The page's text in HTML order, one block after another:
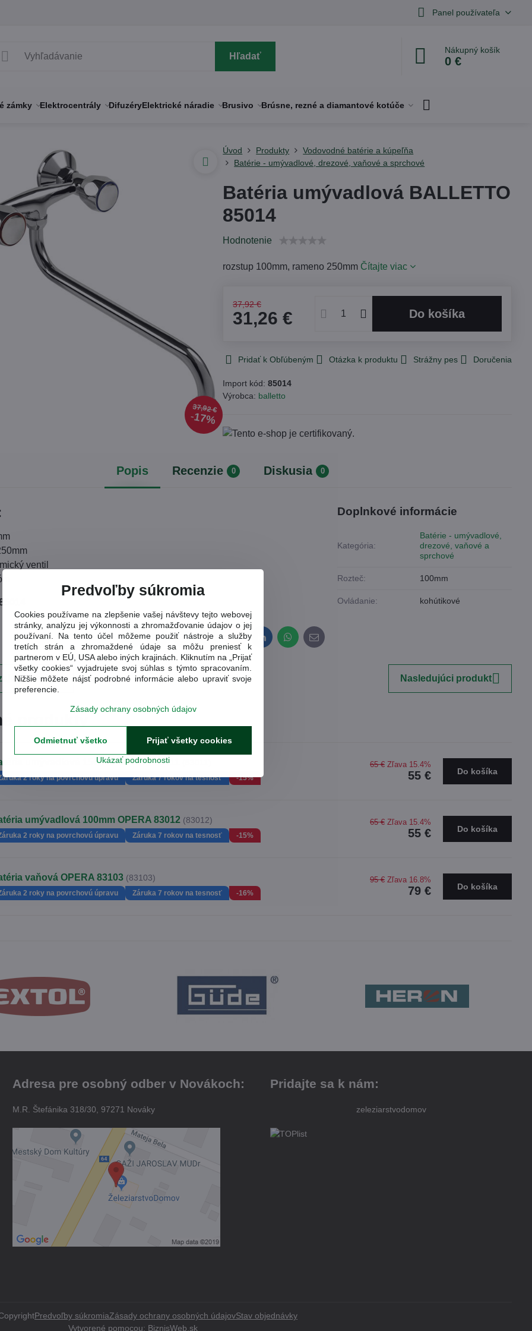
Panel používateľa
Hľadať
Nákupný košík
0 €
zámky Elektrocentrály DifuzéryElektrické náradie Brusivo Brúsne, rezné a diamantové kotúče
37,92 €
17%
Úvod Produkty
Vodovodné batérie a kúpeľňa
Batérie - umývadlové, drezové, vaňové a sprchové
Batéria umývadlová BALLETTO
85014
Hodnotenie
rozstup 100mm, rameno 250mm Čítajte viac
37,92 €
31,26 € Do košíka
Pridať k Obľúbeným Otázka k produktu Strážny pes Doručenia
Import kód:85014
Výrobca: balletto
Popis Recenzie 0 Diskusia 0
ventil
Doplnkové informácie
Kategória:
Batérie - umývadlové,
drezové, vaňové a
sprchové
Rozteč: 100mm
Ovládanie: kohútikové
Facebook
TwitterBlueskyPinterestReddit LinkedInWhatsApp
E-
mail
produkt Nasledujúci produkt
produkty
umývadlová 150mm OPERA 83011
2 roky na povrchovú úpravu Záruka 7 rokov na tesnosť -15% 55 €
65 € Zľava 15.4%
Do košíka
umývadlová 100mm OPERA 83012 (83012)
2 roky na povrchovú úpravu Záruka 7 rokov na tesnosť -15% 55 €
65 € Zľava 15.4%
Do košíka
vaňová OPERA 83103 (83103)
2 roky na povrchovú úpravu Záruka 7 rokov na tesnosť -16% 79 €
95 € Zľava 16.8%
Do košíka
Adresa pre osobný odber v Novákoch:
M.R. Štefánika 318/30, 97271 Nováky
Pridajte sa k nám:
zeleziarstvodomov
Predvoľby súkromiaZásady ochrany osobných údajovStav objednávky
Vytvorené pomocou: BiznisWeb.sk
Predvoľby súkromia
Cookies používame na zlepšenie vašej návštevy tejto webovej
stránky, analýzu jej výkonnosti a zhromažďovanie údajov o jej
používaní. Na tento účel môžeme použiť nástroje a služby
tretích strán a zhromaždené údaje sa môžu preniesť k
partnerom v EÚ, USA alebo iných krajinách. Kliknutím na „Prijať
všetky cookies“ vyjadrujete svoj súhlas s týmto spracovaním.
Nižšie môžete nájsť podrobné informácie alebo upraviť svoje
preferencie.
Zásady ochrany osobných údajov
Ukázať podrobnosti
Prijať všetky cookies
Odmietnuť všetko